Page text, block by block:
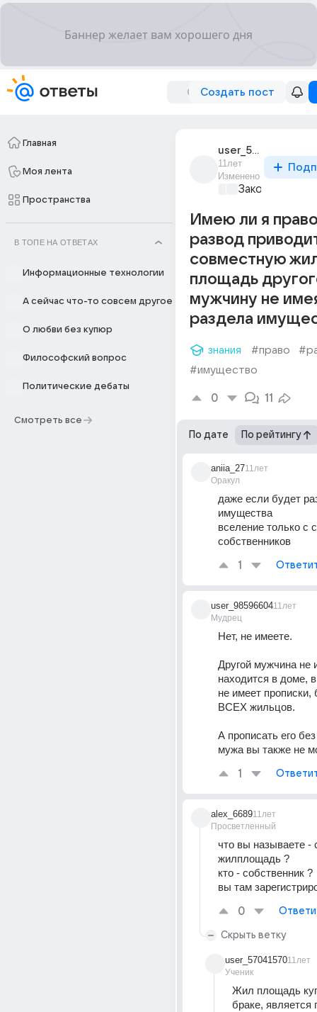
Создать пост
Главная
Моя лента
Пространства
В ТОПЕ НА ОТВЕТАХ
Информационные технологии
А сейчас что-то совсем другое
О любви без купюр
Философский вопрос
Политические дебаты
Смотреть все
user_57041570
11лет
Изменено
Закон и
Имею ли я
развод
совместную
площадь
мужчину не
раздела
знания #право
#имущество
0 11
По дате По рейтингу
aniia_27
Оракул
11лет
даже если будет
имущества
вселение только с
собственников
1
user_98596604
Мудрец
11лет
Нет, не имеете.
Другой мужчина не
находится в доме,
не имеет прописки,
ВСЕХ жильцов.
А прописать его
мужа вы также не
1
alex_6689
Просветленный
11лет
что вы называете -
жилплощадь ?
кто - собственник ?
вы там
0
Скрыть ветку
user_57041570
Ученик
11лет
Жил площадь
браке, является